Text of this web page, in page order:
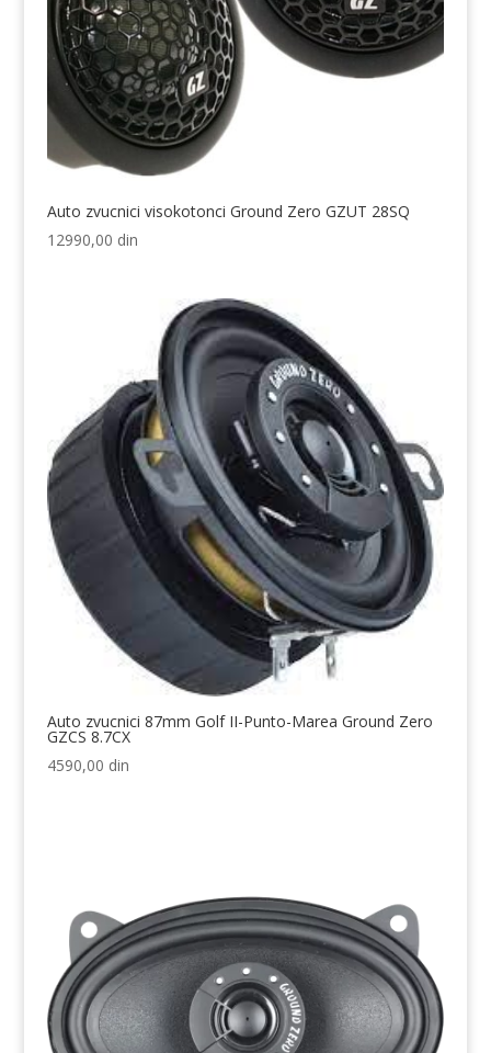
Auto zvucnici visokotonci Ground Zero GZUT 28SQ
12990,00 din
Auto zvucnici 87mm Golf II-Punto-Marea Ground Zero
GZCS 8.7CX
4590,00 din